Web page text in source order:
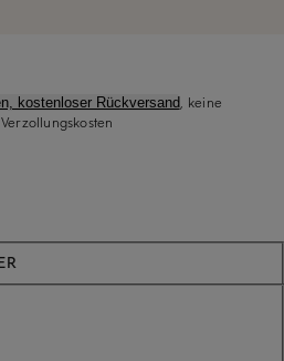
kostenloser Rückversand, keine